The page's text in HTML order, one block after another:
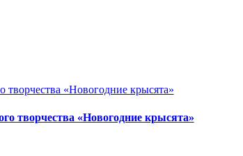
творчества «Новогодние крысята»
творчества «Новогодние крысята»